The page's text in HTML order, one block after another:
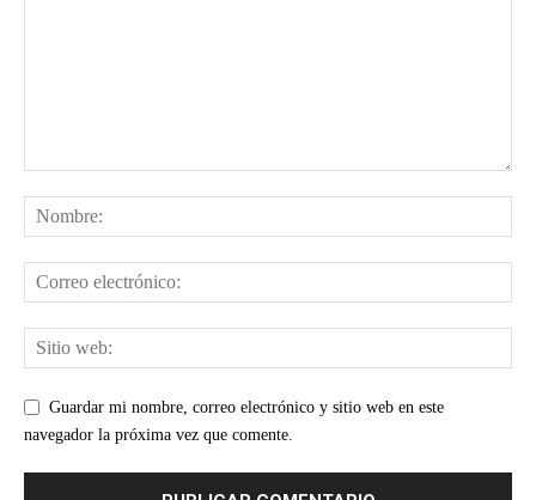
Guardar mi nombre, correo electrónico y sitio web en este
navegador la próxima vez que comente.